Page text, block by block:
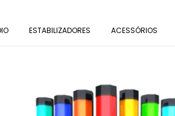
ESTABILIZADORES ACESSÓRIOS